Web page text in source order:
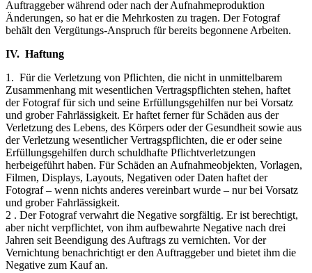
Auftraggeber während oder nach der Aufnahmeproduktion
Änderungen, so hat er die Mehrkosten zu tragen. Der Fotograf
behält den Vergütungs-Anspruch für bereits begonnene Arbeiten.
IV. Haftung
1. Für die Verletzung von Pflichten, die nicht in unmittelbarem
Zusammenhang mit wesentlichen Vertragspflichten stehen, haftet
der Fotograf für sich und seine Erfüllungsgehilfen nur bei Vorsatz
und grober Fahrlässigkeit. Er haftet ferner für Schäden aus der
Verletzung des Lebens, des Körpers oder der Gesundheit sowie aus
der Verletzung wesentlicher Vertragspflichten, die er oder seine
Erfüllungsgehilfen durch schuldhafte Pflichtverletzungen
herbeigeführt haben. Für Schäden an Aufnahmeobjekten, Vorlagen,
Filmen, Displays, Layouts, Negativen oder Daten haftet der
Fotograf – wenn nichts anderes vereinbart wurde – nur bei Vorsatz
und grober Fahrlässigkeit.
2 . Der Fotograf verwahrt die Negative sorgfältig. Er ist berechtigt,
aber nicht verpflichtet, von ihm aufbewahrte Negative nach drei
Jahren seit Beendigung des Auftrags zu vernichten. Vor der
Vernichtung benachrichtigt er den Auftraggeber und bietet ihm die
Negative zum Kauf an.